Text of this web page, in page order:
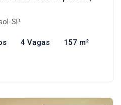
SP
4 Vagas 157 m²